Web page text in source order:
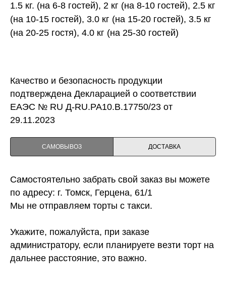
1.5 кг. (на 6-8 гостей), 2 кг (на 8-10 гостей), 2.5 кг
(на 10-15 гостей), 3.0 кг (на 15-20 гостей), 3.5 кг
(на 20-25 гостя), 4.0 кг (на 25-30 гостей)
Качество и безопасность продукции
подтверждена Декларацией о соответствии
ЕАЭС № RU Д-RU.PA10.B.17750/23 от
29.11.2023
САМОВЫВОЗ ДОСТАВКА
Самостоятельно забрать свой заказ вы можете
по адресу: г. Томск, Герцена, 61/1
Мы не отправляем торты с такси.
Укажите, пожалуйста, при заказе
администратору, если планируете везти торт на
дальнее расстояние, это важно.